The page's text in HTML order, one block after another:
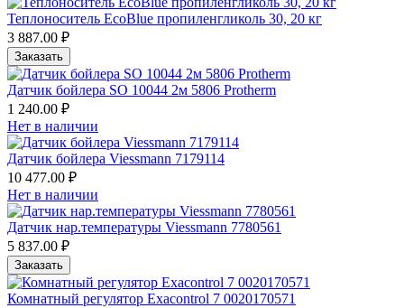
Теплоноситель EcoBlue пропиленгликоль 30, 20 кг
3 887.00 ₽
Заказать
Датчик бойлера SO 10044 2м 5806 Protherm
1 240.00 ₽
Нет в наличии
Датчик бойлера Viessmann 7179114
10 477.00 ₽
Нет в наличии
Датчик нар.температуры Viessmann 7780561
5 837.00 ₽
Заказать
Комнатный регулятор Exacontrol 7 0020170571